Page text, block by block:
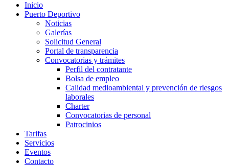
Inicio
Puerto Deportivo
Noticias
Galerías
Solicitud General
Portal de transparencia
Convocatorias y trámites
Perfil del contratante
Bolsa de empleo
Calidad medioambiental y prevención de riesgos
laborales
Charter
Convocatorias de personal
Patrocinios
Tarifas
Servicios
Eventos
Contacto